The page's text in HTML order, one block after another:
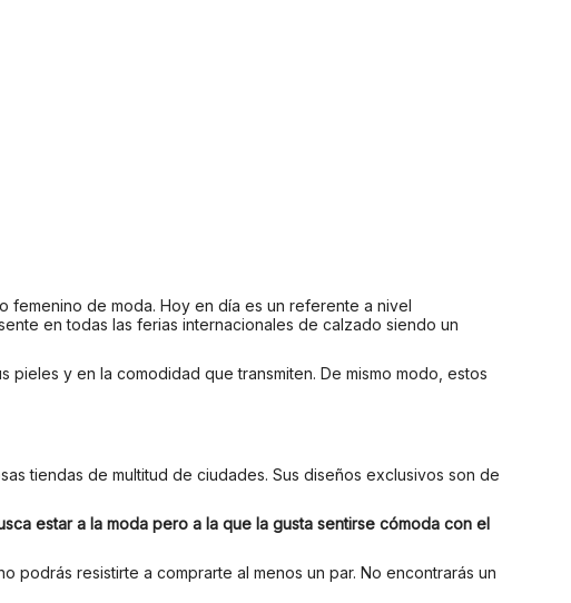
femenino de moda. Hoy en día es un referente a nivel
en todas las ferias internacionales de calzado siendo un
pieles y en la comodidad que transmiten. De mismo modo, estos
tiendas de multitud de ciudades. Sus diseños exclusivos son de
estar a la moda pero a la que la gusta sentirse cómoda con el
podrás resistirte a comprarte al menos un par. No encontrarás un